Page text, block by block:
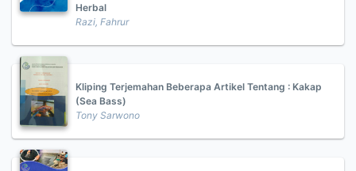
Herbal
Razi, Fahrur
Kliping Terjemahan Beberapa Artikel Tentang : Kakap
(Sea Bass)
Tony Sarwono